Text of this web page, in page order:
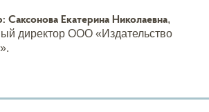
Саксонова Екатерина Николаевна,
директор ООО «Издательство